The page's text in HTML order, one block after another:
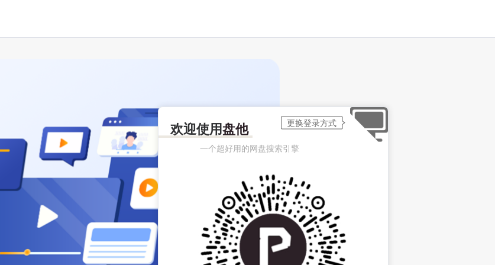
欢迎使用盘他
一个超好用的网盘搜索引擎